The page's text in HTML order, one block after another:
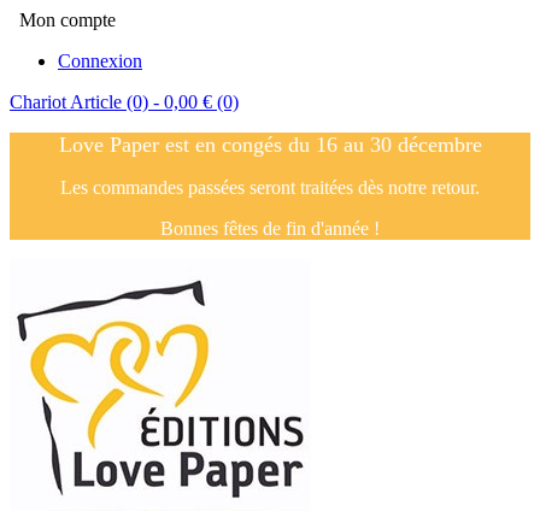
Mon compte
Connexion
Chariot Article (0) - 0,00 € (0)
Love Paper est en congés du 16 au 30 décembre
Les commandes passées seront traitées dès notre retour.
Bonnes fêtes de fin d'année !